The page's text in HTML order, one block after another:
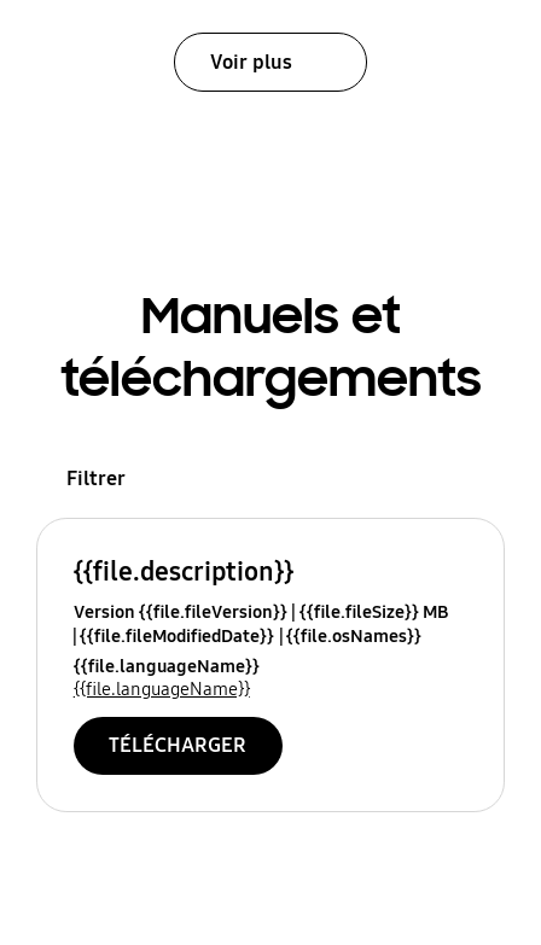
Voir plus
Manuels et
téléchargements
Filtrer
{{file.description}}
Version {{file.fileVersion}} {{file.fileSize}} MB
{{file.fileModifiedDate}} {{file.osNames}}
{{file.languageName}}
{{file.languageName}}
TÉLÉCHARGER